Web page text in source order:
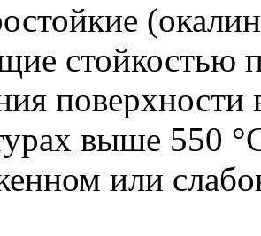
стойкостью
поверхности
выше 550
или